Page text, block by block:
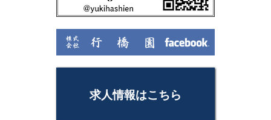
求人情報はこちら